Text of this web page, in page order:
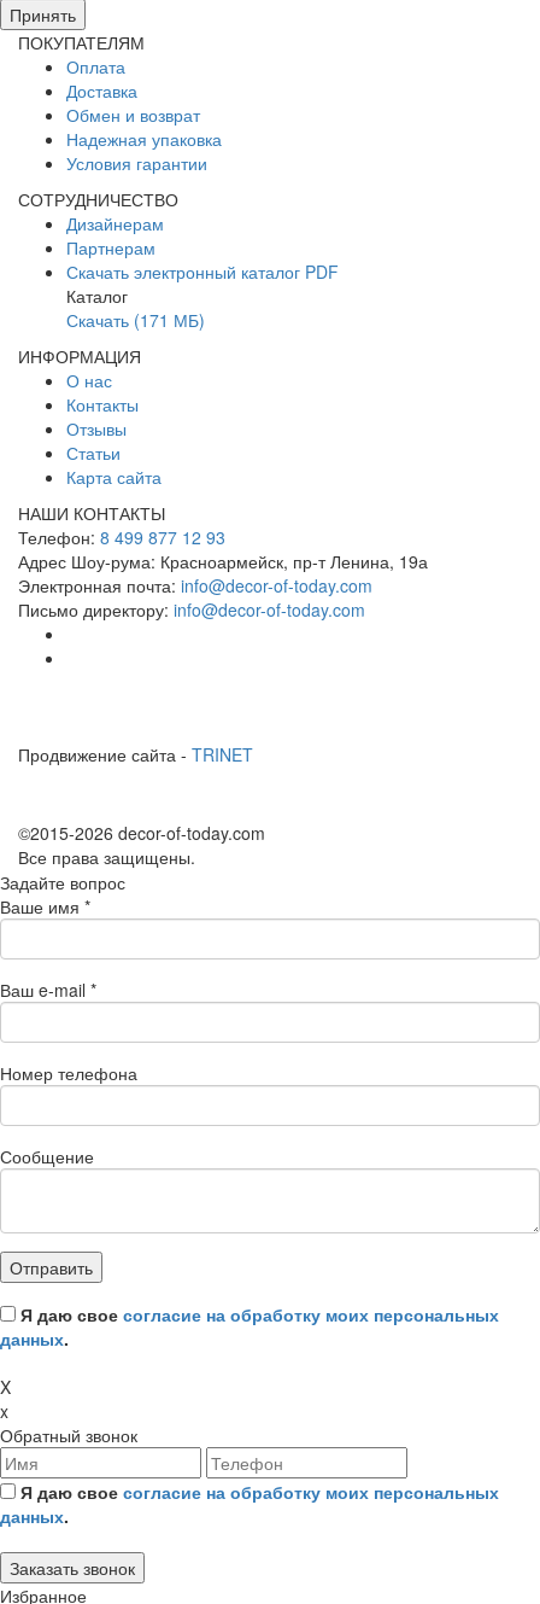
Принять
ПОКУПАТЕЛЯМ
Оплата
Доставка
Обмен и возврат
Надежная упаковка
Условия гарантии
СОТРУДНИЧЕСТВО
Дизайнерам
Партнерам
Скачать электронный каталог PDF
Каталог
Скачать (171 МБ)
ИНФОРМАЦИЯ
О нас
Контакты
Отзывы
Статьи
Карта сайта
НАШИ КОНТАКТЫ
Телефон: 8 499 877 12 93
Адрес Шоу-рума: Красноармейск, пр-т Ленина, 19а
Электронная почта: info@decor-of-today.com
Письмо директору: info@decor-of-today.com
Продвижение сайта - TRINET
©2015-2026 decor-of-today.com
Все права защищены.
Задайте вопрос
Ваше имя *
Ваш e-mail *
Номер телефона
Сообщение
Я даю свое согласие на обработку моих персональных
данных.
X
x
Обратный звонок
Я даю свое согласие на обработку моих персональных
данных.
Избранное